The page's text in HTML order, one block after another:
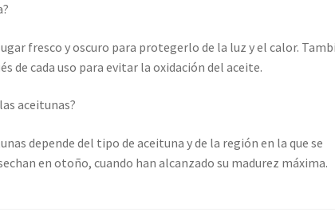
fresco y oscuro para protegerlo de la luz y el calor.
de cada uso para evitar la oxidación del aceite.
aceitunas?
depende del tipo de aceituna y de la región en la que se
en otoño, cuando han alcanzado su madurez máxima.